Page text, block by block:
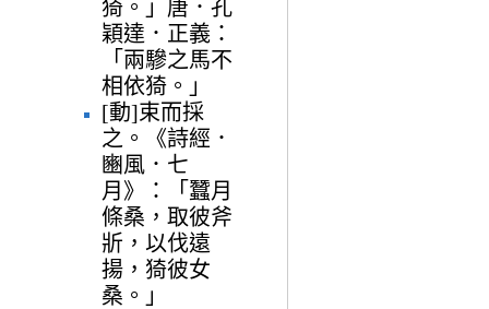
猗。」唐．孔
穎達．正義：
「兩驂之馬不
相依猗。」
[動]束而採
之。《詩經．
豳風．七
月》：「蠶月
條桑，取彼斧
斨，以伐遠
揚，猗彼女
桑。」